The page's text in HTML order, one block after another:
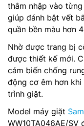
thâm nhập vào
giúp đánh bật vết
quần bền màu hơn
Nhờ được trang bị
được thiết kế mới.
cảm biến chống
động cơ êm hơn
trình giặt.
Model máy giặt
WW10TA046AE/